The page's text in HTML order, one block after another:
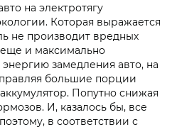
на электротягу
Которая выражается
не производит вредных
и максимально
замедления авто, на
большие порции
Попутно снижая
И, казалось бы, все
в соответствии с